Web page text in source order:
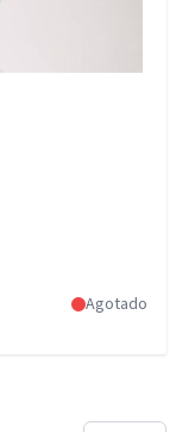
Agotado